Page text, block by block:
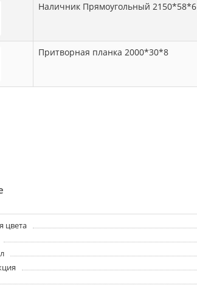
Наличник Прямоугольный 2150*58*6
Притворная планка 2000*30*8
цвета